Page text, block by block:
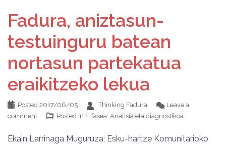
Fadura, aniztasun-
testuinguru batean
nortasun partekatua
eraikitzeko lekua
Posted 2017/06/05 Thinking Fadura
Leave a
comment
Posted in 1. fasea. Analisia eta diagnostikoa
Ekain Larrinaga Muguruza; Esku-hartze Komunitarioko